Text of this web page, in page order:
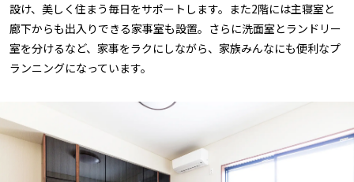
会社情報
よくあるご質問
ニュース
設け、美しく住まう毎日をサポートします。また2階には主寝室と
廊下からも出入りできる家事室も設置。さらに洗面室とランドリー
室を分けるなど、家事をラクにしながら、家族みんなにも便利なプ
ランニングになっています。